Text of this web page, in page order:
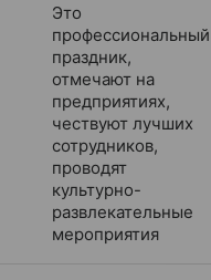
Это
профессиональный
праздник,
отмечают на
предприятиях,
чествуют лучших
сотрудников,
проводят
культурно-
развлекательные
мероприятия